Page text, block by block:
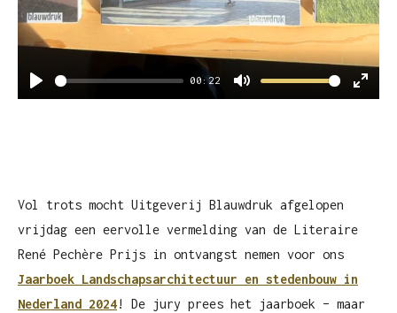
P
00:22
M
E
Vol trots mocht Uitgeverij Blauwdruk afgelopen
vrijdag een eervolle vermelding van de Literaire
René Pechère Prijs in ontvangst nemen voor ons
Jaarboek Landschapsarchitectuur en stedenbouw in
Nederland 2024! De jury prees het jaarboek – maar